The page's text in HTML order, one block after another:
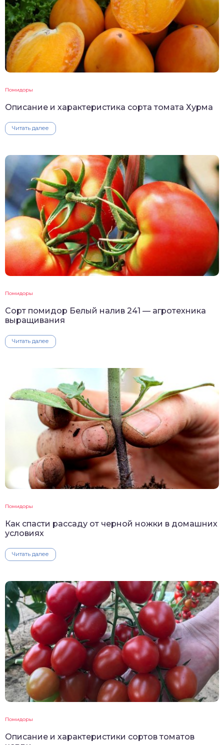
Помидоры
Описание и характеристика сорта томата Хурма
Читать далее
Помидоры
Сорт помидор Белый налив 241 — агротехника
выращивания
Читать далее
Помидоры
Как спасти рассаду от черной ножки в домашних
условиях
Читать далее
Помидоры
Описание и характеристики сортов томатов